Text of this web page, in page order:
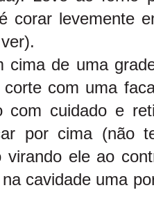
corar levemente
cima de uma
corte com uma
com cuidado e
por cima (não
virando ele ao
cavidade uma